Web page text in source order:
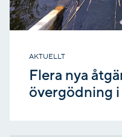
AKTUELLT
Flera nya
övergödning